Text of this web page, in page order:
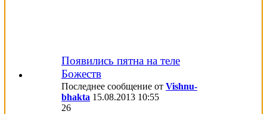
Появились пятна на теле
Божеств
Последнее сообщение от Vishnu-
bhakta 15.08.2013 10:55
26